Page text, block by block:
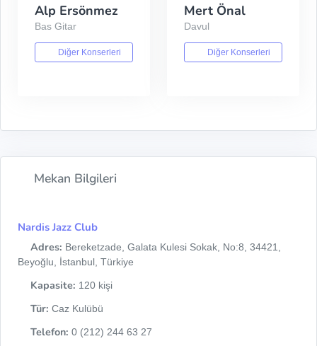
Alp Ersönmez
Bas Gitar
Diğer Konserleri
Mert Önal
Davul
Diğer Konserleri
Mekan Bilgileri
Nardis Jazz Club
Adres: Bereketzade, Galata Kulesi Sokak, No:8, 34421,
Beyoğlu, İstanbul, Türkiye
Kapasite: 120 kişi
Tür: Caz Kulübü
Telefon: 0 (212) 244 63 27